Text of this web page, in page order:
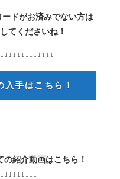
ドがお済みでない方は
てくださいね！
手はこちら！
紹介動画はこちら！